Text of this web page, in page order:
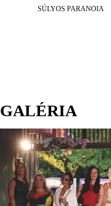
SÚLYOS PARANOIA
GALÉRIA